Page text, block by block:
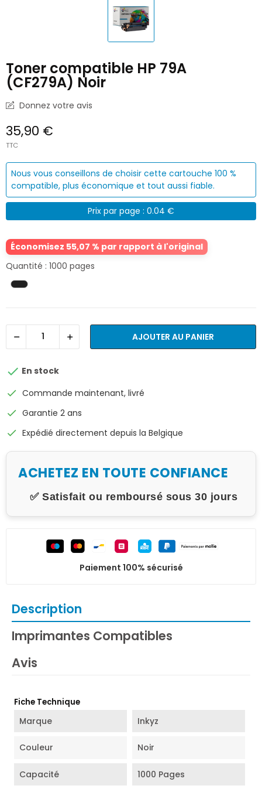
Toner compatible HP 79A
(CF279A) Noir
Donnez votre avis
35,90 €
TTC
Nous vous conseillons de choisir cette cartouche 100 %
compatible, plus économique et tout aussi fiable.
Prix par page : 0.04 €
Économisez 55,07 % par rapport à l'original
Quantité : 1000 pages
AJOUTER AU PANIER
 En stock
check Commande maintenant, livré
check Garantie 2 ans
check Expédié directement depuis la Belgique
ACHETEZ EN TOUTE CONFIANCE
✅ Satisfait ou remboursé sous 30 jours
Paiement 100% sécurisé
Description
Imprimantes Compatibles
Avis
Fiche Technique
Marque Inkyz
Couleur Noir
Capacité 1000 Pages